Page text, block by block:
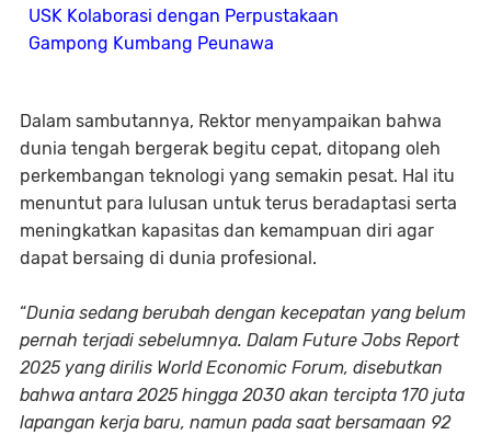
USK Kolaborasi dengan Perpustakaan
Gampong Kumbang Peunawa
Dalam sambutannya, Rektor menyampaikan bahwa
dunia tengah bergerak begitu cepat, ditopang oleh
perkembangan teknologi yang semakin pesat. Hal itu
menuntut para lulusan untuk terus beradaptasi serta
meningkatkan kapasitas dan kemampuan diri agar
dapat bersaing di dunia profesional.
“Dunia sedang berubah dengan kecepatan yang belum
pernah terjadi sebelumnya. Dalam Future Jobs Report
2025 yang dirilis World Economic Forum, disebutkan
bahwa antara 2025 hingga 2030 akan tercipta 170 juta
lapangan kerja baru, namun pada saat bersamaan 92